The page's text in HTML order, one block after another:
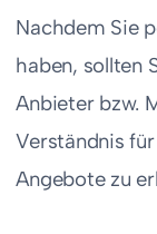
Nachdem Sie
haben, sollten
Anbieter bzw.
Verständnis
Angebote zu